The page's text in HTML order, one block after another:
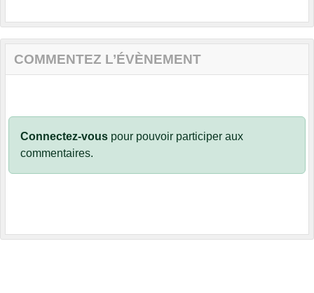
COMMENTEZ L’ÉVÈNEMENT
Connectez-vous pour pouvoir participer aux
commentaires.